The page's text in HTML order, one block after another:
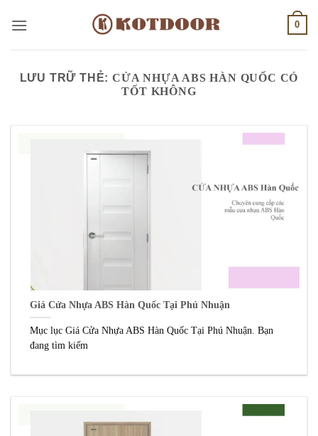
qua
0
LƯU TRỮ THẺ:CỬA NHỰA ABS HÀN QUỐC CÓ
TỐT KHÔNG
Giá Cửa Nhựa ABS Hàn Quốc Tại Phú Nhuận
Mục lục Giá Cửa Nhựa ABS Hàn Quốc Tại Phú Nhuận. Bạn
đang tìm kiếm